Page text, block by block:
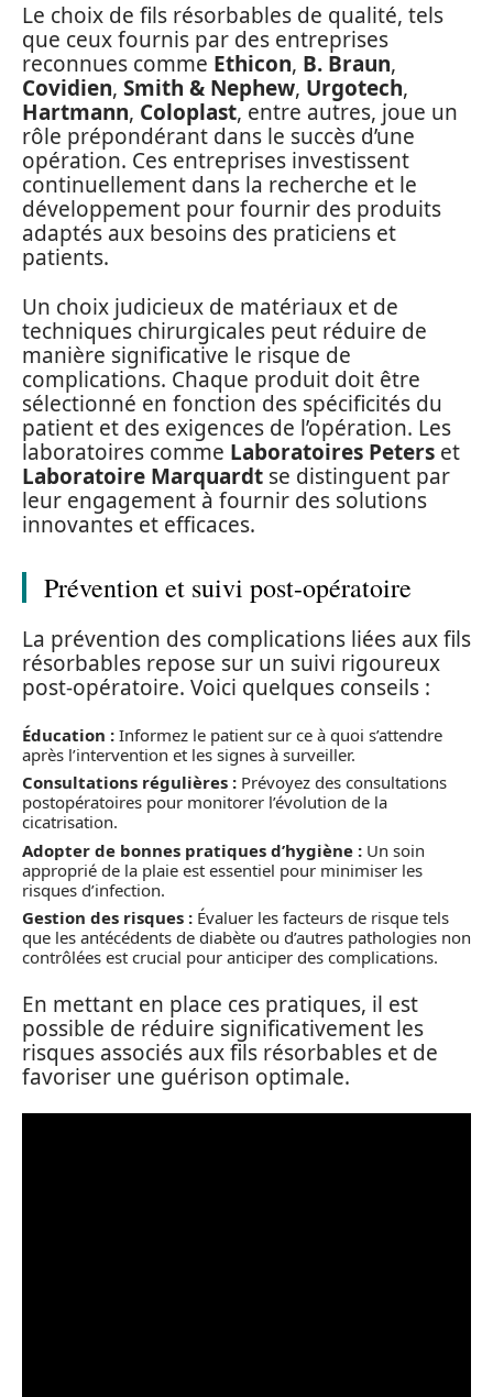
Le choix de fils résorbables de qualité, tels
que ceux fournis par des entreprises
reconnues comme Ethicon, B. Braun,
Covidien, Smith & Nephew, Urgotech,
Hartmann, Coloplast, entre autres, joue un
rôle prépondérant dans le succès d’une
opération. Ces entreprises investissent
continuellement dans la recherche et le
développement pour fournir des produits
adaptés aux besoins des praticiens et
patients.
Un choix judicieux de matériaux et de
techniques chirurgicales peut réduire de
manière significative le risque de
complications. Chaque produit doit être
sélectionné en fonction des spécificités du
patient et des exigences de l’opération. Les
laboratoires comme Laboratoires Peters et
Laboratoire Marquardt se distinguent par
leur engagement à fournir des solutions
innovantes et efficaces.
Prévention et suivi post-opératoire
La prévention des complications liées aux fils
résorbables repose sur un suivi rigoureux
post-opératoire. Voici quelques conseils :
Éducation : Informez le patient sur ce à quoi s’attendre
après l’intervention et les signes à surveiller.
Consultations régulières : Prévoyez des consultations
postopératoires pour monitorer l’évolution de la
cicatrisation.
Adopter de bonnes pratiques d’hygiène : Un soin
approprié de la plaie est essentiel pour minimiser les
risques d’infection.
Gestion des risques : Évaluer les facteurs de risque tels
que les antécédents de diabète ou d’autres pathologies non
contrôlées est crucial pour anticiper des complications.
En mettant en place ces pratiques, il est
possible de réduire significativement les
risques associés aux fils résorbables et de
favoriser une guérison optimale.